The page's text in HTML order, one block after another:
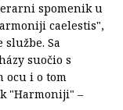
spomenik u
caelestis",
Sa
suočio s
ocu i o tom
"Harmoniji" –